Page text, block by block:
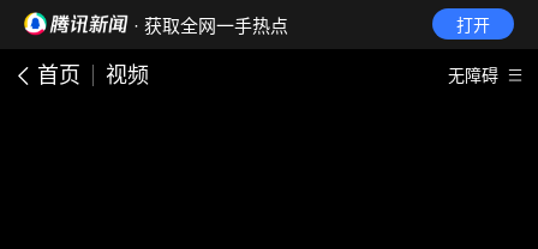
· 获取全网一手热点 打开
首页 视频 无障碍